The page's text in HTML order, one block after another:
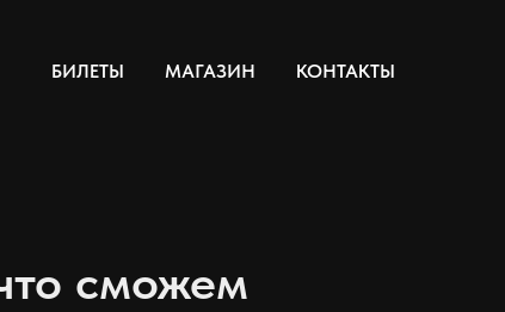
БИЛЕТЫ МАГАЗИН КОНТАКТЫ
сможем